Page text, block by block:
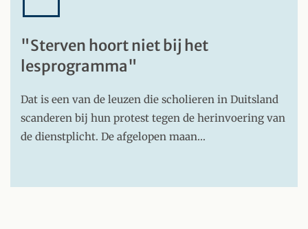
"Sterven hoort niet bij het
lesprogramma"
Dat is een van de leuzen die scholieren in Duitsland
scanderen bij hun protest tegen de herinvoering van
de dienstplicht. De afgelopen maan…